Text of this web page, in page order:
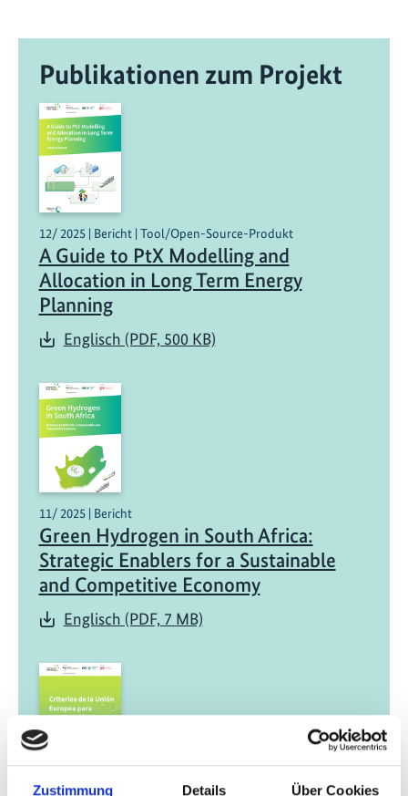
Zustimmung Details Über Cookies
Publikationen zum Projekt
12/ 2025 | Bericht | Tool/Open-Source-Produkt
A Guide to PtX Modelling and
Allocation in Long Term Energy
Planning
Englisch (PDF, 500 KB)
11/ 2025 | Bericht
Green Hydrogen in South Africa:
Strategic Enablers for a Sustainable
and Competitive Economy
Englisch (PDF, 7 MB)